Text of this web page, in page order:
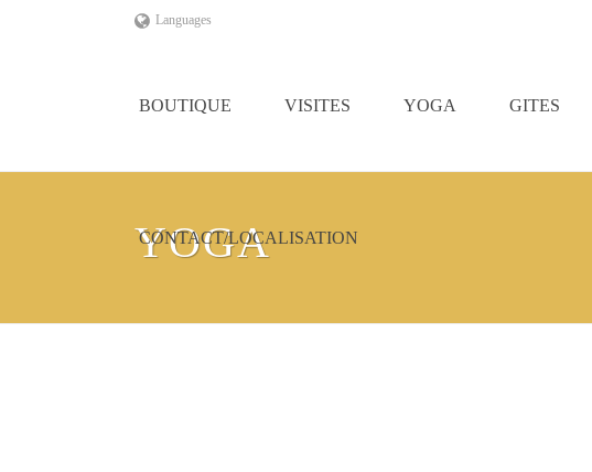
Languages
BOUTIQUE VISITES YOGA GITES
CONTACT/LOCALISATION
YOGA